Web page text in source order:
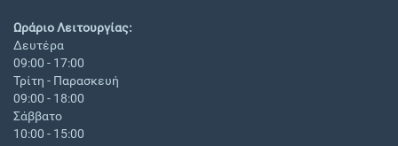
Ωράριο Λειτουργίας:
Δευτέρα
09:00 - 17:00
Τρίτη - Παρασκευή
09:00 - 18:00
Σάββατο
10:00 - 15:00